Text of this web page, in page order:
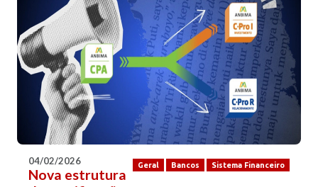
Geral Bancos Sistema Financeiro
04/02/2026
Nova estrutura